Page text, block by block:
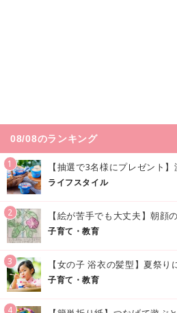
08/08のランキング
1
ライフスタイル
2
子育て・教育
3
子育て・教育
4